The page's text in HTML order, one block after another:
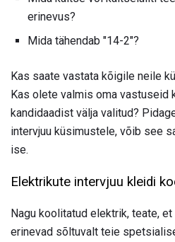
erinevus?
Mida tähendab "14-2"?
Kas saate vastata kõigile neile
Kas olete valmis oma vastuseid
kandidaadist välja valitud?
intervjuu küsimustele, võib see
ise.
Elektrikute intervjuu kleidi
Nagu koolitatud elektrik, teate,
erinevad sõltuvalt teie